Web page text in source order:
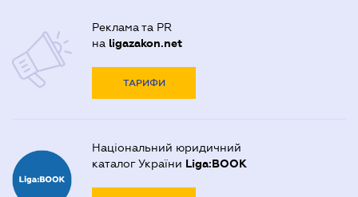
Реклама та PR
на ligazakon.net
ТАРИФИ
Національний юридичний
каталог України Liga:BOOK